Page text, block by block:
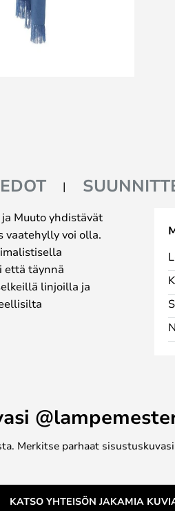
ja Muuto yhdistävät
vaatehylly voi olla.
että täynnä
linjoilla ja
edessä.
Merkitse parhaat
KATSO YHTEISÖN JAKAMIA